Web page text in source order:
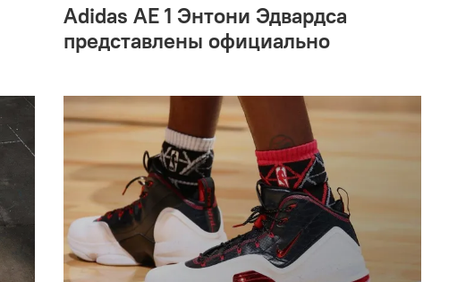
Adidas AE 1 Энтони Эдвардса
представлены официально